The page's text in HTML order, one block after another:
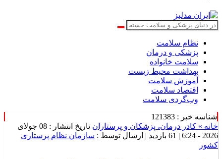
نظام سلامت
پزشکی و درمان
سلامت خانواده
بهداشت محیط زیست
آموزش سلامت
اقتصاد سلامت
وب‌گردی سلامت
شناسه خبر : 121383
خانه » کادر درمان، پزشکان و پرستاران
تاریخ انتشار : 08 جولای
2026 - 6:24 |
61 بازدید | ارسال توسط : سازمان نظام پرستاری
کشور